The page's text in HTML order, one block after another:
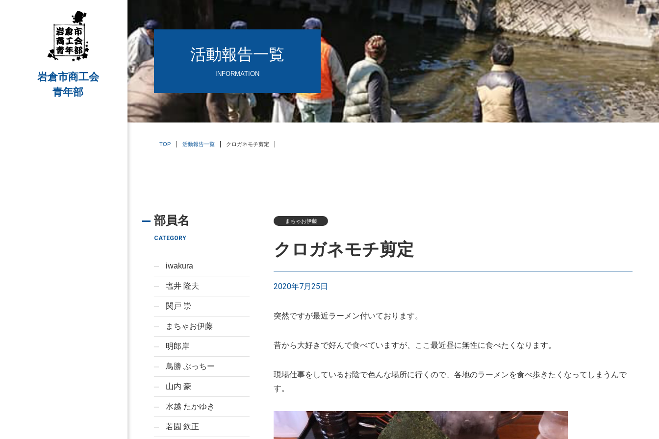
岩倉市商工会
青年部
活動報告一覧
INFORMATION
TOP 活動報告一覧 クロガネモチ剪定
まちゃお伊藤
クロガネモチ剪定
2020年7月25日
突然ですが最近ラーメン付いております。
昔から大好きで好んで食べていますが、ここ最近昼に無性に食べたくなります。
現場仕事をしているお陰で色んな場所に行くので、各地のラーメンを食べ歩きたくなってしまうんで
す。
部員名
CATEGORY
iwakura
塩井 隆夫
関戸 崇
まちゃお伊藤
明郎岸
鳥勝 ぶっちー
山内 豪
水越 たかゆき
若園 欽正